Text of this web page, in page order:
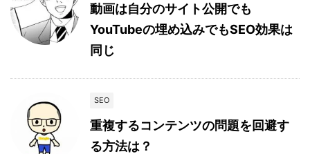
動画は自分のサイト公開でも
YouTubeの埋め込みでもSEO効果は
同じ
SEO
重複するコンテンツの問題を回避す
る方法は？